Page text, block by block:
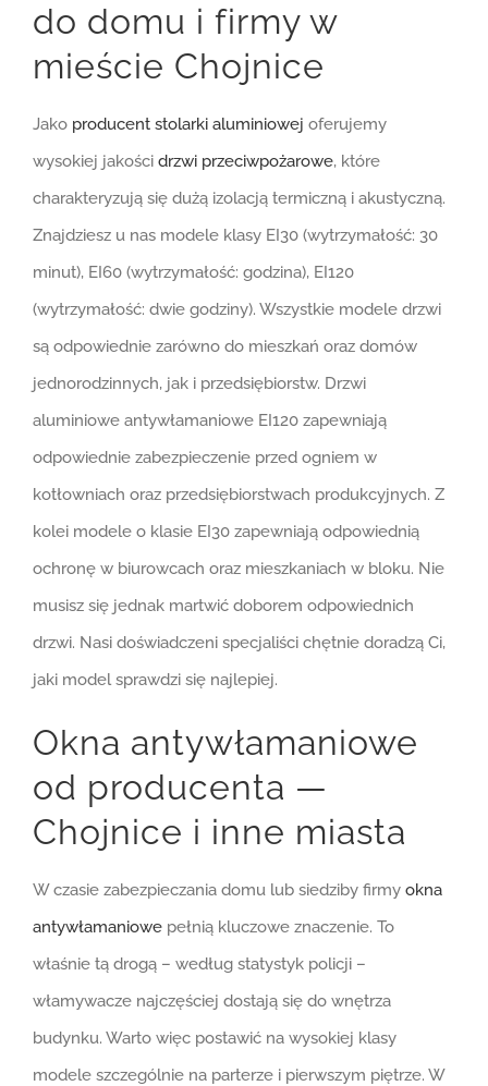
do domu i firmy w
mieście Chojnice
Jako producent stolarki aluminiowej oferujemy
wysokiej jakości drzwi przeciwpożarowe, które
charakteryzują się dużą izolacją termiczną i akustyczną.
Znajdziesz u nas modele klasy EI30 (wytrzymałość: 30
minut), EI60 (wytrzymałość: godzina), EI120
(wytrzymałość: dwie godziny). Wszystkie modele drzwi
są odpowiednie zarówno do mieszkań oraz domów
jednorodzinnych, jak i przedsiębiorstw. Drzwi
aluminiowe antywłamaniowe EI120 zapewniają
odpowiednie zabezpieczenie przed ogniem w
kotłowniach oraz przedsiębiorstwach produkcyjnych. Z
kolei modele o klasie EI30 zapewniają odpowiednią
ochronę w biurowcach oraz mieszkaniach w bloku. Nie
musisz się jednak martwić doborem odpowiednich
drzwi. Nasi doświadczeni specjaliści chętnie doradzą Ci,
jaki model sprawdzi się najlepiej.
Okna antywłamaniowe
od producenta —
Chojnice i inne miasta
W czasie zabezpieczania domu lub siedziby firmy okna
antywłamaniowepełnią kluczowe znaczenie. To
właśnie tą drogą – według statystyk policji –
włamywacze najczęściej dostają się do wnętrza
budynku. Warto więc postawić na wysokiej klasy
modele szczególnie na parterze i pierwszym piętrze. W